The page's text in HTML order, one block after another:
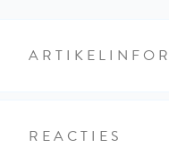
REACTIES